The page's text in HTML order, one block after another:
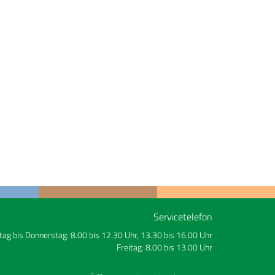
Servicetelefon
bis Donnerstag: 8.00 bis 12.30 Uhr, 13.30 bis 16.00 Uhr
Freitag: 8.00 bis 13.00 Uhr